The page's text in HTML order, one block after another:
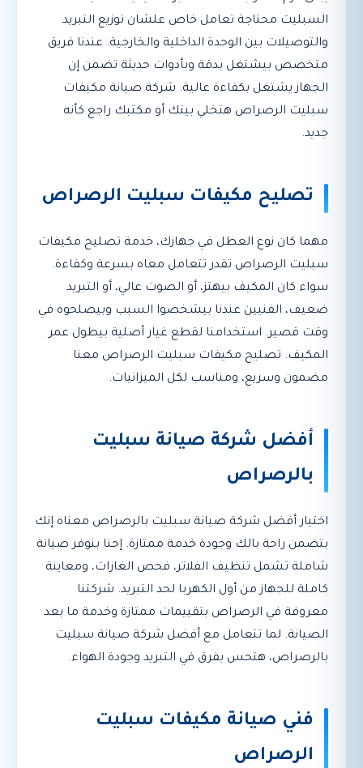
السبليت محتاجة تعامل خاص علشان توزيع التبريد
والتوصيلات بين الوحدة الداخلية والخارجية. عندنا فريق
متخصص بيشتغل بدقة وبأدوات حديثة تضمن إن
الجهاز يشتغل بكفاءة عالية. شركة صيانة مكيفات
سبليت الرصراص هتخلي بيتك أو مكتبك راجع كأنه
جديد.
تصليح مكيفات سبليت الرصراص
مهما كان نوع العطل في جهازك، خدمة تصليح مكيفات
سبليت الرصراص تقدر تتعامل معاه بسرعة وكفاءة.
سواء كان المكيف بيهتز، أو الصوت عالي، أو التبريد
ضعيف، الفنيين عندنا بيشخصوا السبب وبيصلحوه في
وقت قصير. استخدامنا لقطع غيار أصلية بيطول عمر
المكيف. تصليح مكيفات سبليت الرصراص معنا
مضمون وسريع، ومناسب لكل الميزانيات.
أفضل شركة صيانة سبليت
بالرصراص
اختيار أفضل شركة صيانة سبليت بالرصراص معناه إنك
بتضمن راحة بالك وجودة خدمة ممتازة. إحنا بنوفر صيانة
شاملة تشمل تنظيف الفلاتر، فحص الغازات، ومعاينة
كاملة للجهاز من أول الكهربا لحد التبريد. شركتنا
معروفة في الرصراص بتقييمات ممتازة وخدمة ما بعد
الصيانة. لما تتعامل مع أفضل شركة صيانة سبليت
بالرصراص، هتحس بفرق في التبريد وجودة الهواء.
فني صيانة مكيفات سبليت
الرصراص